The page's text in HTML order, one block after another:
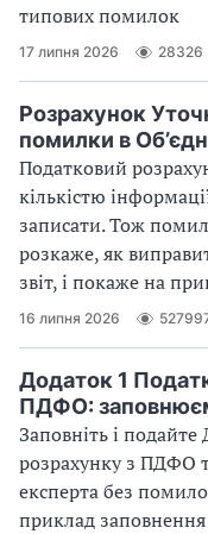
типових помилок
17 липня 2026 28326
Розрахунок
помилки в
Податковий
кількістю
записати. Тож
розкаже, як
звіт, і покаже на
16 липня 2026
Додаток 1
ПДФО:
Заповніть і
розрахунку з ПДФО
експерта без
приклад заповнення